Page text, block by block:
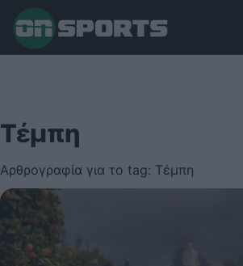
Τέμπη
Αρθρογραφία για το tag: Τέμπη